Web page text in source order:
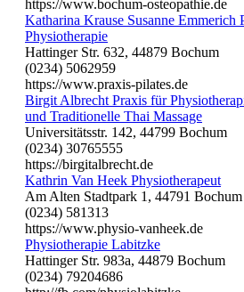
https://www.bochum-osteopathie.de
Katharina Krause Susanne Emmerich
Physiotherapie
Hattinger Str. 632, 44879 Bochum
(0234) 5062959
https://www.praxis-pilates.de
Birgit Albrecht Praxis für
und Traditionelle Thai Massage
Universitätsstr. 142, 44799 Bochum
(0234) 30765555
https://birgitalbrecht.de
Kathrin Van Heek Physiotherapeut
Am Alten Stadtpark 1, 44791 Bochum
(0234) 581313
https://www.physio-vanheek.de
Physiotherapie Labitzke
Hattinger Str. 983a, 44879 Bochum
(0234) 79204686